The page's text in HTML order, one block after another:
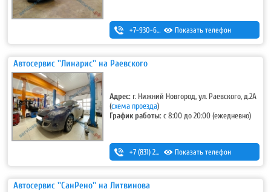
+7-930-666-14-30 Показать телефон
Автосервис ''Линарис'' на Раевского
Адрес: г. Нижний Новгород, ул. Раевского, д.2А
(схема проезда)
График работы:с 8:00 до 20:00 (ежедневно)
+7 (831) 297-27-05 Показать телефон
Автосервис ''СанРено'' на Литвинова